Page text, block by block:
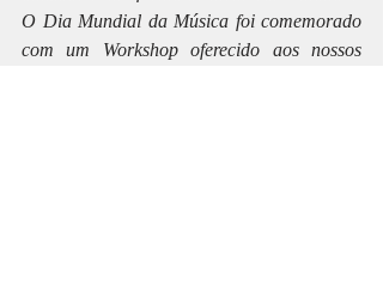
O Dia Mundial da Música foi comemorado
com um Workshop oferecido aos nossos